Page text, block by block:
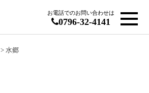
お電話でのお問い合わせは
0796-32-4141
> 水郷